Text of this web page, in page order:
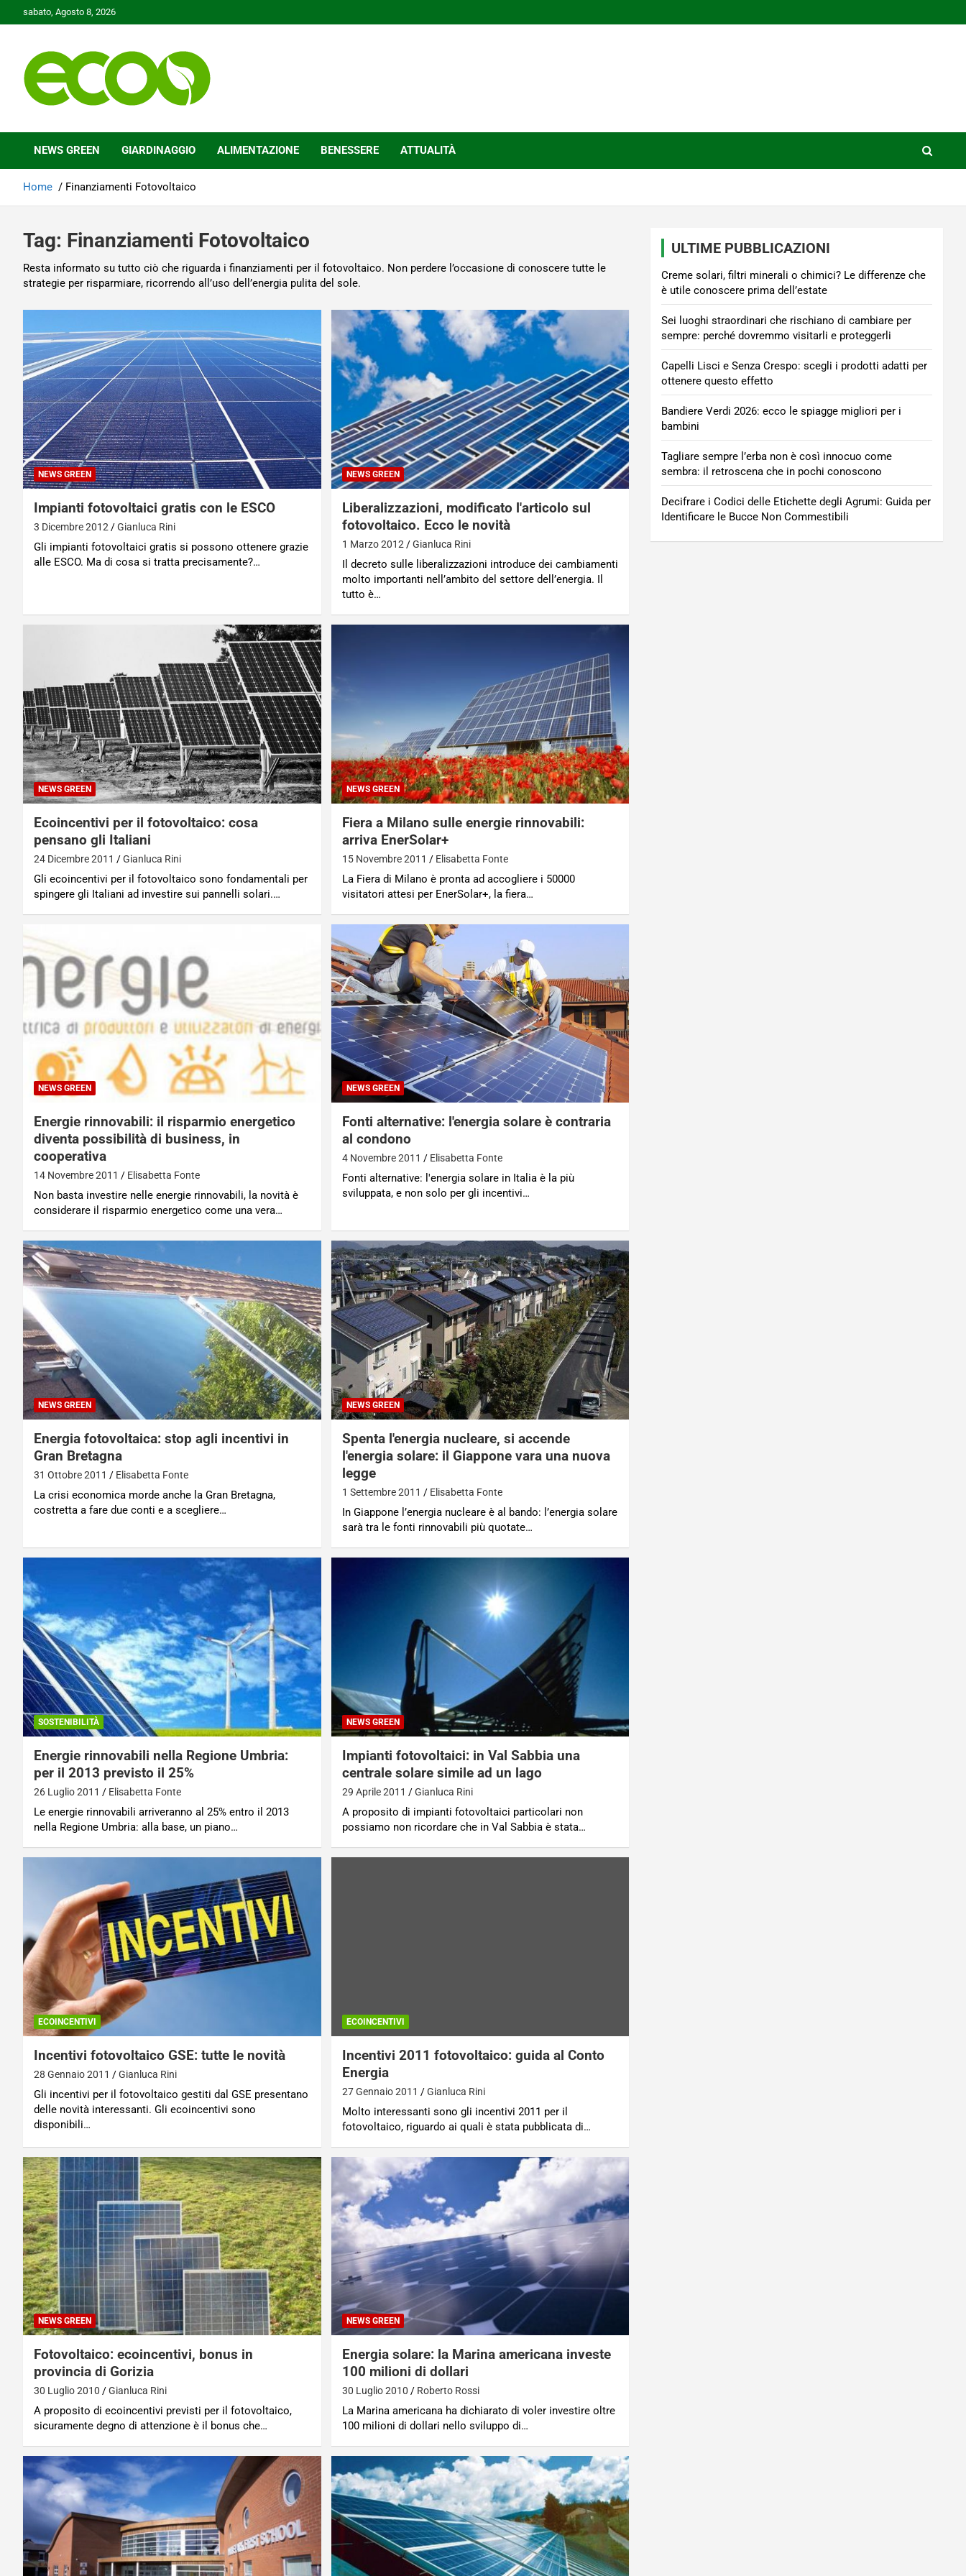
to
sabato, Agosto 8, 2026
Ecoo.it
NEWS GREEN GIARDINAGGIO ALIMENTAZIONE BENESSERE ATTUALITÀ
Home Finanziamenti Fotovoltaico
Tag: Finanziamenti Fotovoltaico
Resta informato su tutto ciò che riguarda i finanziamenti per il fotovoltaico. Non perdere l’occasione di conoscere tutte le
strategie per risparmiare, ricorrendo all’uso dell’energia pulita del sole.
NEWS GREEN
Impianti fotovoltaici gratis con le ESCO
3 Dicembre 2012 Gianluca Rini
Gli impianti fotovoltaici gratis si possono ottenere grazie
alle ESCO. Ma di cosa si tratta precisamente?…
NEWS GREEN
Liberalizzazioni, modificato l'articolo sul
fotovoltaico. Ecco le novità
1 Marzo 2012 Gianluca Rini
Il decreto sulle liberalizzazioni introduce dei cambiamenti
molto importanti nell’ambito del settore dell’energia. Il
tutto è…
NEWS GREEN
Ecoincentivi per il fotovoltaico: cosa
pensano gli Italiani
24 Dicembre 2011 Gianluca Rini
Gli ecoincentivi per il fotovoltaico sono fondamentali per
spingere gli Italiani ad investire sui pannelli solari.…
NEWS GREEN
Fiera a Milano sulle energie rinnovabili:
arriva EnerSolar+
15 Novembre 2011 Elisabetta Fonte
La Fiera di Milano è pronta ad accogliere i 50000
visitatori attesi per EnerSolar+, la fiera…
NEWS GREEN
Energie rinnovabili: il risparmio energetico
diventa possibilità di business, in
cooperativa
14 Novembre 2011 Elisabetta Fonte
Non basta investire nelle energie rinnovabili, la novità è
considerare il risparmio energetico come una vera…
NEWS GREEN
Fonti alternative: l'energia solare è contraria
al condono
4 Novembre 2011 Elisabetta Fonte
Fonti alternative: l'energia solare in Italia è la più
sviluppata, e non solo per gli incentivi…
NEWS GREEN
Energia fotovoltaica: stop agli incentivi in
Gran Bretagna
31 Ottobre 2011 Elisabetta Fonte
La crisi economica morde anche la Gran Bretagna,
costretta a fare due conti e a scegliere…
NEWS GREEN
Spenta l'energia nucleare, si accende
l'energia solare: il Giappone vara una nuova
legge
1 Settembre 2011 Elisabetta Fonte
In Giappone l’energia nucleare è al bando: l’energia solare
sarà tra le fonti rinnovabili più quotate…
SOSTENIBILITÀ
Energie rinnovabili nella Regione Umbria:
per il 2013 previsto il 25%
26 Luglio 2011 Elisabetta Fonte
Le energie rinnovabili arriveranno al 25% entro il 2013
nella Regione Umbria: alla base, un piano…
NEWS GREEN
Impianti fotovoltaici: in Val Sabbia una
centrale solare simile ad un lago
29 Aprile 2011 Gianluca Rini
A proposito di impianti fotovoltaici particolari non
possiamo non ricordare che in Val Sabbia è stata…
ECOINCENTIVI
Incentivi fotovoltaico GSE: tutte le novità
28 Gennaio 2011 Gianluca Rini
Gli incentivi per il fotovoltaico gestiti dal GSE presentano
delle novità interessanti. Gli ecoincentivi sono
disponibili…
ECOINCENTIVI
Incentivi 2011 fotovoltaico: guida al Conto
Energia
27 Gennaio 2011 Gianluca Rini
Molto interessanti sono gli incentivi 2011 per il
fotovoltaico, riguardo ai quali è stata pubblicata di…
NEWS GREEN
Fotovoltaico: ecoincentivi, bonus in
provincia di Gorizia
30 Luglio 2010 Gianluca Rini
A proposito di ecoincentivi previsti per il fotovoltaico,
sicuramente degno di attenzione è il bonus che…
NEWS GREEN
Energia solare: la Marina americana investe
100 milioni di dollari
30 Luglio 2010 Roberto Rossi
La Marina americana ha dichiarato di voler investire oltre
100 milioni di dollari nello sviluppo di…
ULTIME PUBBLICAZIONI
Creme solari, filtri minerali o chimici? Le differenze che
è utile conoscere prima dell’estate
Sei luoghi straordinari che rischiano di cambiare per
sempre: perché dovremmo visitarli e proteggerli
Capelli Lisci e Senza Crespo: scegli i prodotti adatti per
ottenere questo effetto
Bandiere Verdi 2026: ecco le spiagge migliori per i
bambini
Tagliare sempre l’erba non è così innocuo come
sembra: il retroscena che in pochi conoscono
Decifrare i Codici delle Etichette degli Agrumi: Guida per
Identificare le Bucce Non Commestibili